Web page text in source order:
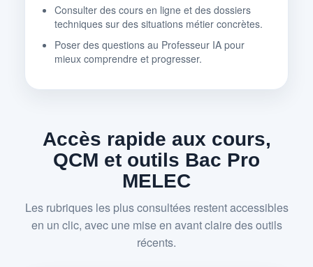
Consulter des cours en ligne et des dossiers
techniques sur des situations métier concrètes.
Poser des questions au Professeur IA pour
mieux comprendre et progresser.
Accès rapide aux cours,
QCM et outils Bac Pro
MELEC
Les rubriques les plus consultées restent accessibles
en un clic, avec une mise en avant claire des outils
récents.